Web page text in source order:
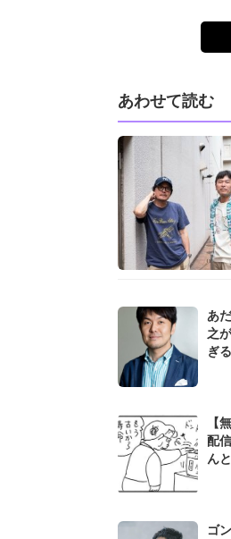
あわせて読む
あ
之
ぎ
【
配
ん
ゴ